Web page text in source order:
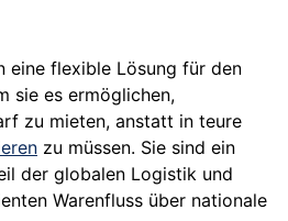
eine flexible Lösung für den
sie es ermöglichen,
zu mieten, anstatt in teure
zu müssen. Sie sind ein
der globalen Logistik und
Warenfluss über nationale